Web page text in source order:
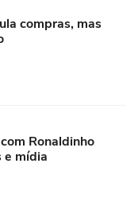
compras, mas
Ronaldinho
e mídia